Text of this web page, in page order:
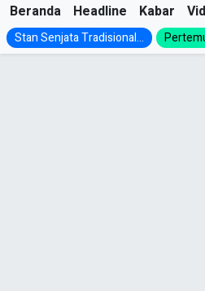
Beranda Headline Kabar
Stan Senjata Tradisional...